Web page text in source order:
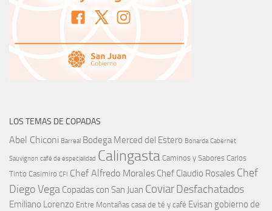
LOS TEMAS DE COPADAS
Abel Chiconi Barreal Bodega Merced del Estero Bonarda Cabernet
Sauvignon café de especialidad Calingasta Caminos y Sabores Carlos
Tinto Casimiro CFI Chef Alfredo Morales Chef Claudio Rosales Chef
Diego Vega Copadas con San Juan Coviar Desfachatados
Emiliano Lorenzo Entre Montañas casa de té y café Evisan gobierno de